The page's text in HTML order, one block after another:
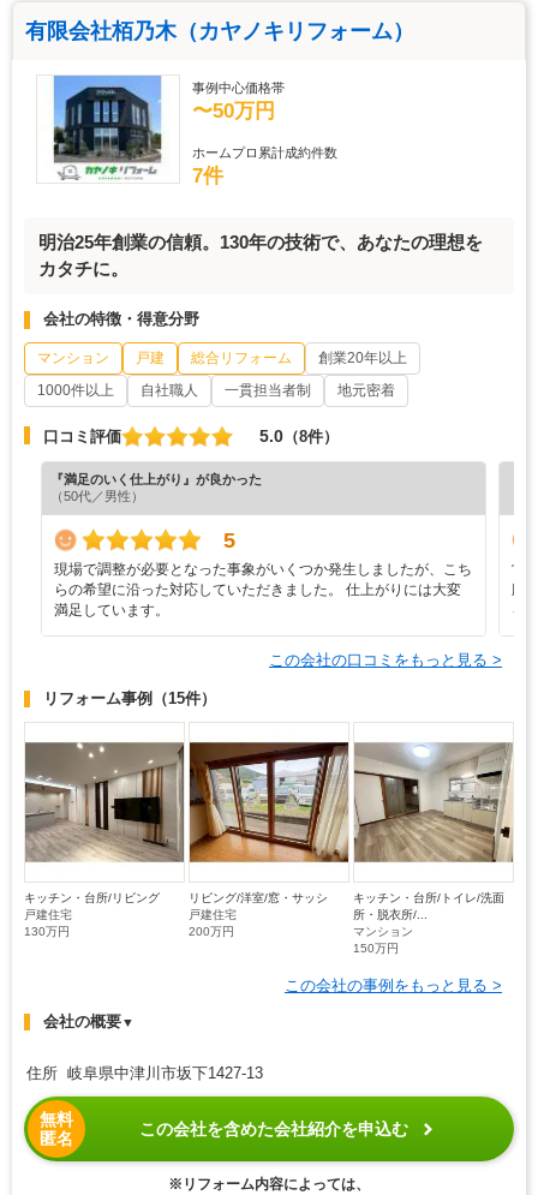
有限会社栢乃木（カヤノキリフォーム）
事例中心価格帯
〜50万円
ホームプロ累計成約件数
7件
明治25年創業の信頼。130年の技術で、あなたの理想を
カタチに。
会社の特徴・得意分野
マンション 戸建 総合リフォーム
創業20年以上
1000件以上
自社職人 一貫担当者制 地元密着
口コミ評価 5.0 （8件）
『満足のいく仕上がり』が良かった
（50代／男性）
5
現場で調整が必要となった事象がいくつか発生しましたが、こち
らの希望に沿った対応していただきました。 仕上がりには大変
満足しています。
営
応
を
この会社の口コミをもっと見る >
リフォーム事例 （15件）
キッチン・台所/リビング
戸建住宅
130万円
リビング/洋室/窓・サッシ
戸建住宅
200万円
キッチン・台所/トイレ/洗面
所・脱衣所/...
マンション
150万円
この会社の事例をもっと見る >
会社の概要▼
住所 岐阜県中津川市坂下1427-13
無料
匿名
この会社を含めた会社紹介を申込む
※リフォーム内容によっては、